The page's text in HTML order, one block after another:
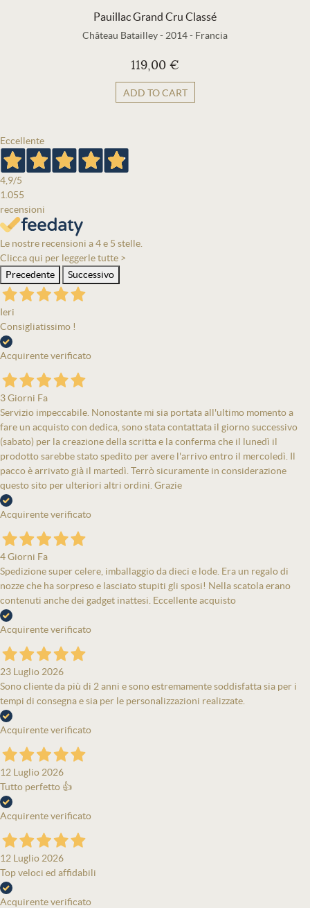
Pauillac Grand Cru Classé
Château Batailley- 2014- Francia
119,00 €
ADD TO CART
Eccellente
4,9/5
1.055
recensioni
Le nostre recensioni a 4 e 5 stelle.
Clicca qui per leggerle tutte >
Precedente
Successivo
Ieri
Consigliatissimo !
Acquirente verificato
3 Giorni Fa
Servizio impeccabile. Nonostante mi sia portata all'ultimo momento a
fare un acquisto con dedica, sono stata contattata il giorno successivo
(sabato) per la creazione della scritta e la conferma che il lunedì il
prodotto sarebbe stato spedito per avere l'arrivo entro il mercoledì. Il
pacco è arrivato già il martedì. Terrò sicuramente in considerazione
questo sito per ulteriori altri ordini. Grazie
Acquirente verificato
4 Giorni Fa
Spedizione super celere, imballaggio da dieci e lode. Era un regalo di
nozze che ha sorpreso e lasciato stupiti gli sposi! Nella scatola erano
contenuti anche dei gadget inattesi. Eccellente acquisto
Acquirente verificato
23 Luglio 2026
Sono cliente da più di 2 anni e sono estremamente soddisfatta sia per i
tempi di consegna e sia per le personalizzazioni realizzate.
Acquirente verificato
12 Luglio 2026
Tutto perfetto 👍
Acquirente verificato
12 Luglio 2026
Top veloci ed affidabili
Acquirente verificato